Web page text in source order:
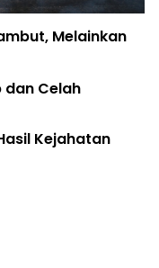
Melainkan
dan Celah
Kejahatan